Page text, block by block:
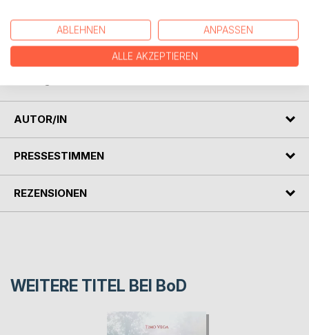
#Gaycrime #Spannung # Junge Detektive
AUTOR/IN
PRESSESTIMMEN
REZENSIONEN
WEITERE TITEL BEI BoD
ABLEHNEN ANPASSEN
ALLE AKZEPTIEREN